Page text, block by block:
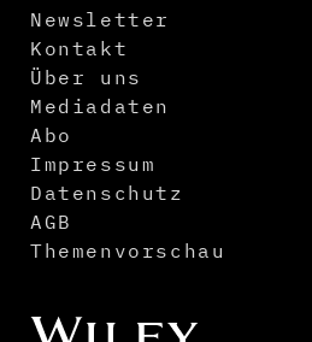
Newsletter
Kontakt
Über uns
Mediadaten
Abo
Impressum
Datenschutz
AGB
Themenvorschau